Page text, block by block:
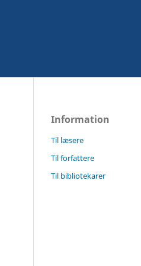
Information
Til læsere
Til forfattere
Til bibliotekarer